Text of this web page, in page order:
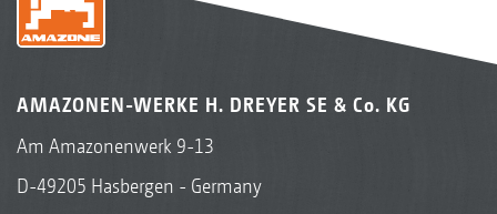
AMAZONEN-WERKE H. DREYER SE & Co. KG
Am Amazonenwerk 9-13
D-49205 Hasbergen - Germany